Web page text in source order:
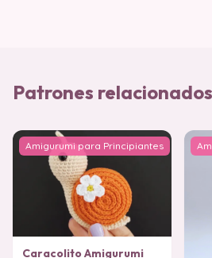
Patrones relacionados
Amigurumi para Principiantes
Caracolito Amigurumi